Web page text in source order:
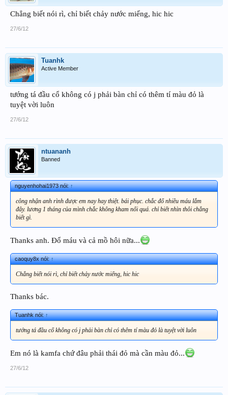
Chẳng biết nói rì, chỉ biết chảy nước miếng, hic hic
27/6/12
Tuanhk
Active Member
tướng tá đầu cổ không có j phải bàn chỉ có thêm tí màu đỏ là
tuyệt vời luôn
27/6/12
ntuananh
Banned
nguyenhohai1973 nói:↑
công nhận anh rình được em nay hay thiệt. bái phục. chắc đổ nhiều máu lắm
đây. lương 1 tháng của mình chắc không kham nổi quá. chỉ biết nhìn thôi chẳng
biết gì.
Thanks anh. Đổ máu và cả mồ hôi nữa...
caoquy8x nói:↑
Chẳng biết nói rì, chỉ biết chảy nước miếng, hic hic
Thanks bác.
Tuanhk nói:↑
tướng tá đầu cổ không có j phải bàn chỉ có thêm tí màu đỏ là tuyệt vời luôn
Em nó là kamfa chứ đâu phải thái đỏ mà cần màu đỏ...
27/6/12